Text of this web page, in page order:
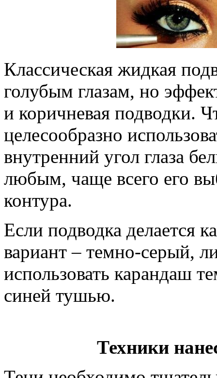
Классическая жидкая
голубым глазам, но
и коричневая подводки.
целесообразно
внутренний угол глаза
любым, чаще всего его
контура.
Если подводка делается
вариант – темно-серый,
использовать карандаш
синей тушью.
Техники